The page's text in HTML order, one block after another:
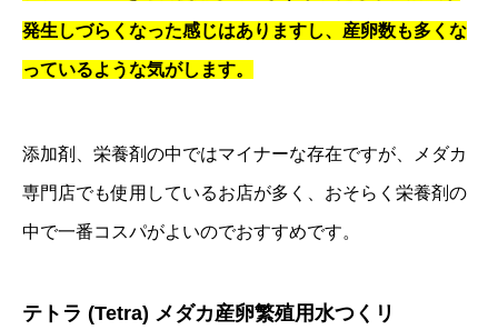
発生しづらくなった感じはありますし、産卵数も多くな
っているような気がします。
添加剤、栄養剤の中ではマイナーな存在ですが、メダカ
専門店でも使用しているお店が多く、おそらく栄養剤の
中で一番コスパがよいのでおすすめです。
テトラ (Tetra) メダカ産卵繁殖用水つくリ